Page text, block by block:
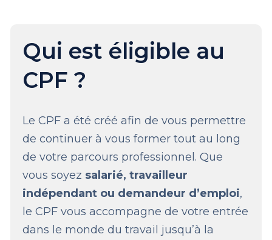
Qui est éligible au
CPF ?
Le CPF a été créé afin de vous permettre
de continuer à vous former tout au long
de votre parcours professionnel. Que
vous soyez salarié, travailleur
indépendant ou demandeur d’emploi,
le CPF vous accompagne de votre entrée
dans le monde du travail jusqu’à la